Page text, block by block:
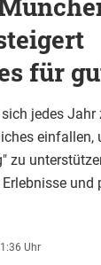
für
jedes Jahr
einfallen,
zu
und
Uhr